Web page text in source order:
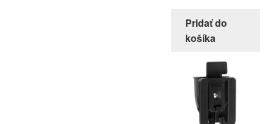
Pridať do
košíka